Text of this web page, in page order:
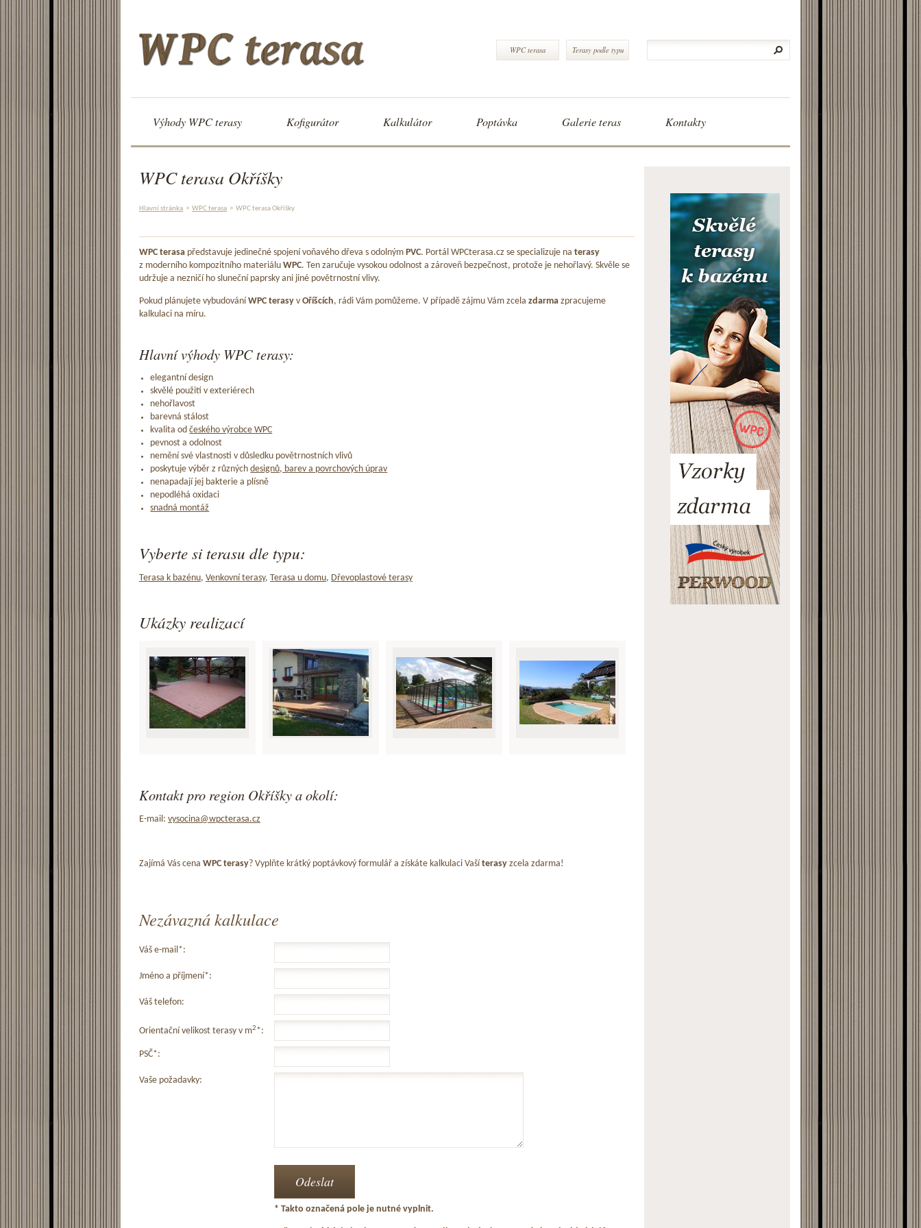
WPC terasa Terasy podle typu
Výhody WPC terasy Kofigurátor Kalkulátor Poptávka Galerie teras Kontakty
WPC terasa Okříšky
Hlavní stránka > WPC terasa > WPC terasa Okříšky
WPC terasa představuje jedinečné spojení voňavého dřeva s odolným PVC. Portál WPCterasa.cz se specializuje na terasy
z moderního kompozitního materiálu WPC. Ten zaručuje vysokou odolnost a zároveň bezpečnost, protože je nehořlavý. Skvěle se
udržuje a nezničí ho sluneční paprsky ani jiné povětrnostní vlivy.
Pokud plánujete vybudování WPC terasy v Oříšcích, rádi Vám pomůžeme. V případě zájmu Vám zcela zdarma zpracujeme
kalkulaci na míru.
Hlavní výhody WPC terasy:
elegantní design
skvělé použití v exteriérech
nehořlavost
barevná stálost
kvalita odčeského výrobce WPC
pevnost a odolnost
nemění své vlastnosti v důsledku povětrnostních vlivů
poskytuje výběr z různýchdesignů, barev a povrchových úprav
nenapadají jej bakterie a plísně
nepodléhá oxidaci
snadná montáž
Vyberte si terasu dle typu:
Terasa k bazénu, Venkovní terasy, Terasa u domu, Dřevoplastové terasy
Ukázky realizací
Kontakt pro region Okříšky a okolí:
E-mail: vysocina@wpcterasa.cz
Zajímá Vás cena WPC terasy? Vyplňte krátký poptávkový formulář a získáte kalkulaci Vaší terasy zcela zdarma!
Nezávazná kalkulace
Váš e-mail*:
Jméno a příjmení*:
Váš telefon:
Orientační velikost terasy v m2*:
PSČ*:
Vaše požadavky:
* Takto označená pole je nutné vyplnit.